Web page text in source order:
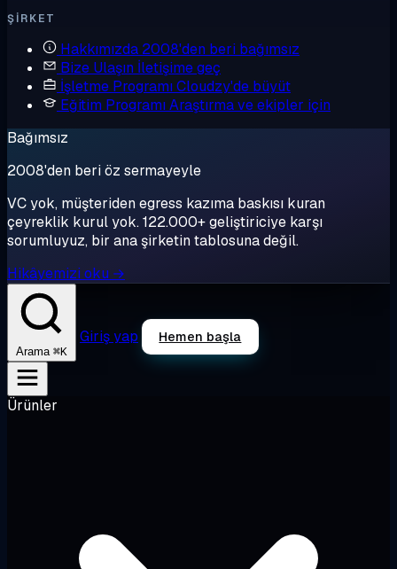
ŞIRKET
Hakkımızda 2008'den beri bağımsız
Bize Ulaşın İletişime geç
İşletme Programı Cloudzy'de büyüt
Eğitim Programı Araştırma ve ekipler için
Bağımsız
2008'den beri öz sermayeyle
VC yok, müşteriden egress kazıma baskısı kuran
çeyreklik kurul yok. 122.000+ geliştiriciye karşı
sorumluyuz, bir ana şirketin tablosuna değil.
Hikâyemizi oku →
Arama ⌘K
Giriş yap Hemen başla
Ürünler